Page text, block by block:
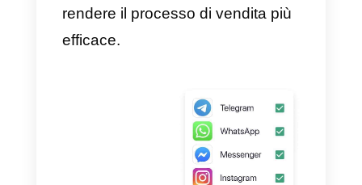
informazioni, assistenza e, in
ultima istanza, acquistare i loro
Per questo è fondamentale
una struttura solida che permetta